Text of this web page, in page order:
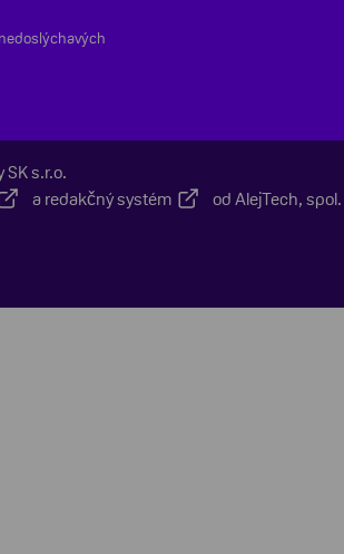
s.r.o.
a redakčný systém od AlejTech, spol.